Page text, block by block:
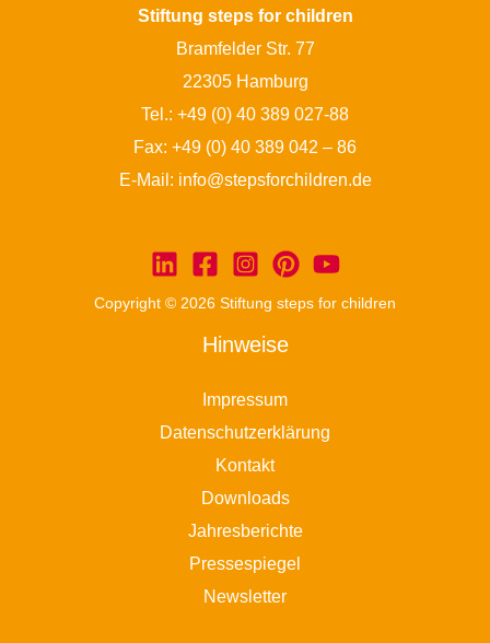
Stiftung steps for children
Bramfelder Str. 77
22305 Hamburg
Tel.: +49 (0) 40 389 027-88
Fax: +49 (0) 40 389 042 – 86
E-Mail: info@stepsforchildren.de
Copyright © 2026 Stiftung steps for children
Hinweise
Impressum
Datenschutzerklärung
Kontakt
Downloads
Jahresberichte
Pressespiegel
Newsletter